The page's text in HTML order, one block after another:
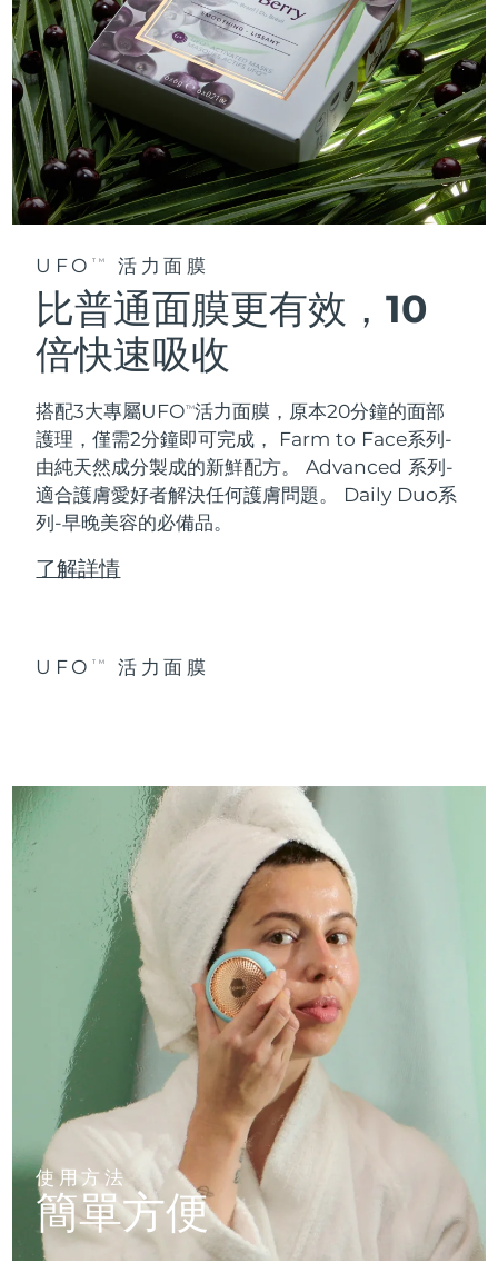
UFO TM 活力面膜
比普通面膜更有效，10
倍快速吸收
搭配3大專屬UFOTM活力面膜，原本20分鐘的面部
護理，僅需2分鐘即可完成，
Farm to Face系列-
由純天然成分製成的新鮮配方。 Advanced 系列-
適合護膚愛好者解決任何護膚問題。 Daily Duo系
列-早晚美容的必備品。
了解詳情
UFO TM 活力面膜
使用方法
簡單方便